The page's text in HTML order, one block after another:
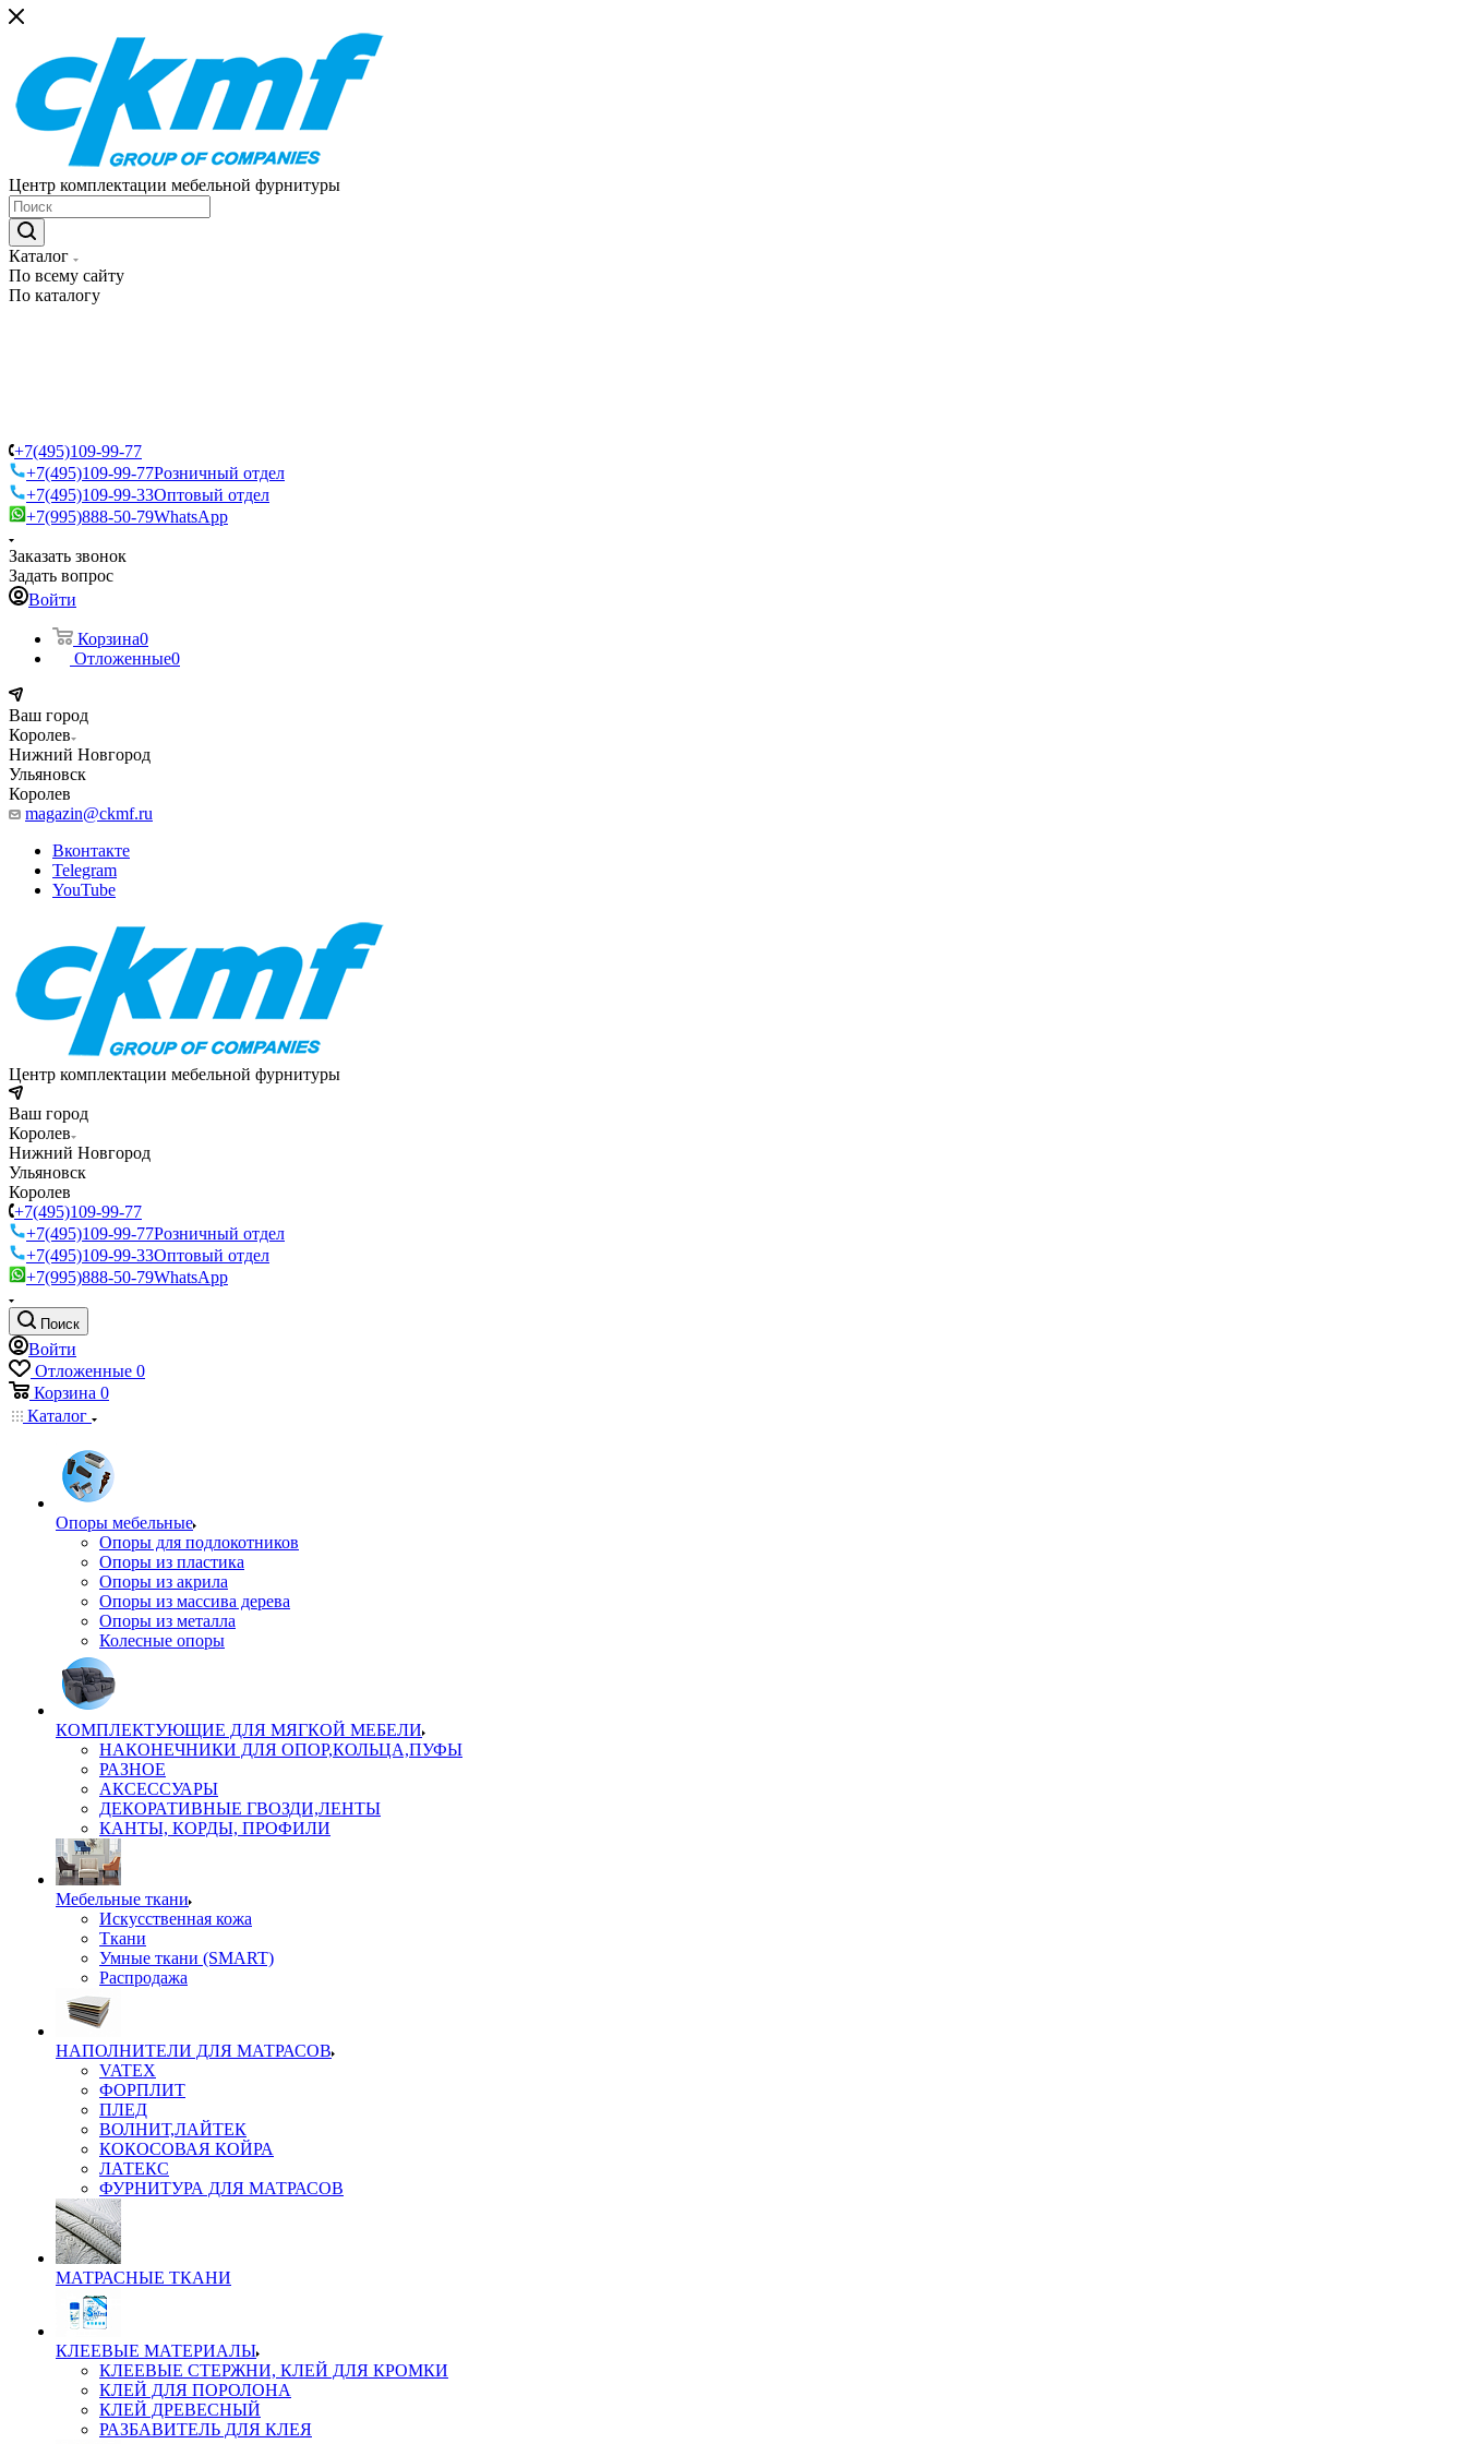
Центр комплектации мебельной фурнитуры
Каталог
По всему сайту
По каталогу
+7(495)109-99-77
+7(495)109-99-77Розничный отдел
+7(495)109-99-33Оптовый отдел
+7(995)888-50-79WhatsApp
Заказать звонок
Задать вопрос
Войти
Корзина0
Отложенные0
Ваш город
Королев
Нижний Новгород
Ульяновск
Королев
magazin@ckmf.ru
Вконтакте
Telegram
YouTube
Центр комплектации мебельной фурнитуры
Ваш город
Королев
Нижний Новгород
Ульяновск
Королев
+7(495)109-99-77
+7(495)109-99-77Розничный отдел
+7(495)109-99-33Оптовый отдел
+7(995)888-50-79WhatsApp
Поиск
Войти
Отложенные 0
Корзина 0
Каталог
Опоры мебельные
Опоры для подлокотников
Опоры из пластика
Опоры из акрила
Опоры из массива дерева
Опоры из металла
Колесные опоры
КОМПЛЕКТУЮЩИЕ ДЛЯ МЯГКОЙ МЕБЕЛИ
НАКОНЕЧНИКИ ДЛЯ ОПОР,КОЛЬЦА,ПУФЫ
РАЗНОЕ
АКСЕССУАРЫ
ДЕКОРАТИВНЫЕ ГВОЗДИ,ЛЕНТЫ
КАНТЫ, КОРДЫ, ПРОФИЛИ
Мебельные ткани
Искусственная кожа
Ткани
Умные ткани (SMART)
Распродажа
НАПОЛНИТЕЛИ ДЛЯ МАТРАСОВ
VATEX
ФОРПЛИТ
ПЛЕД
ВОЛНИТ,ЛАЙТЕК
КОКОСОВАЯ КОЙРА
ЛАТЕКС
ФУРНИТУРА ДЛЯ МАТРАСОВ
МАТРАСНЫЕ ТКАНИ
КЛЕЕВЫЕ МАТЕРИАЛЫ
КЛЕЕВЫЕ СТЕРЖНИ, КЛЕЙ ДЛЯ КРОМКИ
КЛЕЙ ДЛЯ ПОРОЛОНА
КЛЕЙ ДРЕВЕСНЫЙ
РАЗБАВИТЕЛЬ ДЛЯ КЛЕЯ